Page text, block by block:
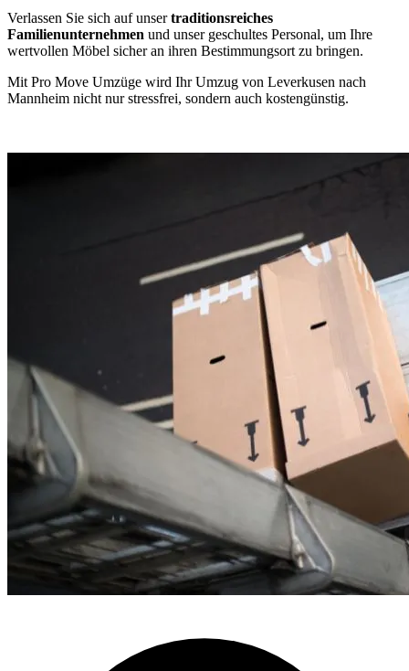
Verlassen Sie sich auf unsertraditionsreiches
Familienunternehmen und unser geschultes Personal, um Ihre
wertvollen Möbel sicher an ihren Bestimmungsort zu bringen.
Mit Pro Move Umzüge wird Ihr Umzug von Leverkusen nach
Mannheim nicht nur stressfrei, sondern auch kostengünstig.